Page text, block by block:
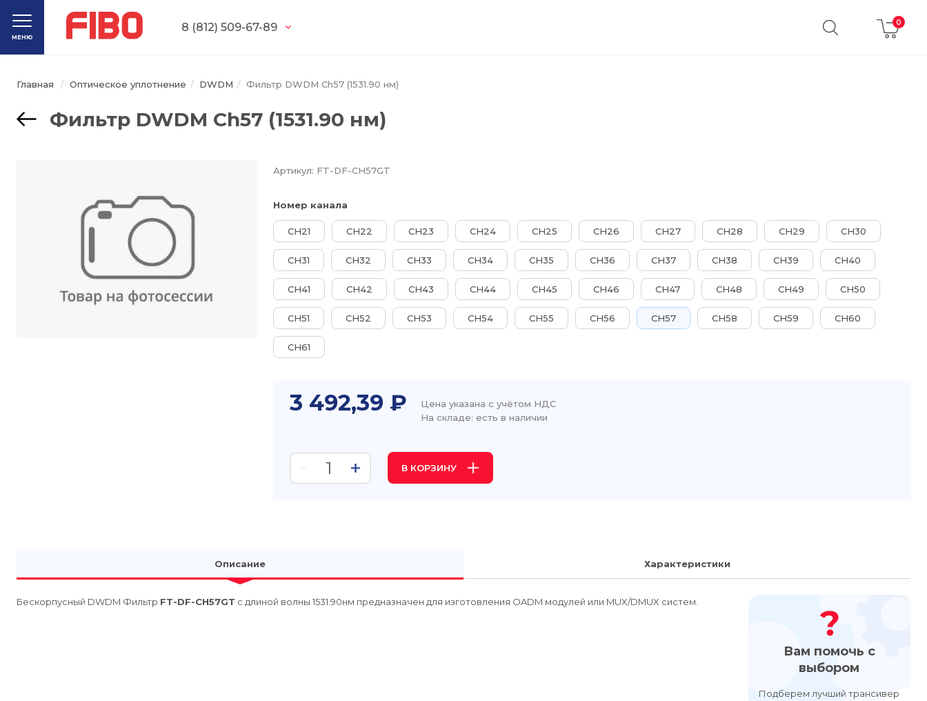
МЕНЮ
8 (812) 509-67-89
Главная Оптическое уплотнение DWDM Фильтр DWDM Ch57 (1531.90 нм)
Фильтр DWDM Ch57 (1531.90 нм)
Артикул: FT-DF-CH57GT
Номер канала
CH21 CH22 CH23 CH24 CH25 CH26 CH27 CH28 CH29 CH30
CH31 CH32 CH33 CH34 CH35 CH36 CH37 CH38 CH39 CH40
CH41 CH42 CH43 CH44 CH45 CH46 CH47 CH48 CH49 CH50
CH51 CH52 CH53 CH54 CH55 CH56 CH57 CH58 CH59 CH60
CH61
3 492,39 ₽
Цена указана с учётом НДС
На складе: есть в наличии
В КОРЗИНУ
Описание Характеристики
Бескорпусный DWDM Фильтр FT-DF-CH57GT с длиной волны 1531.90нм предназначен для изготовления OADM модулей или MUX/DMUX систем.
Вам помочь с
выбором
Подберем лучший трансивер